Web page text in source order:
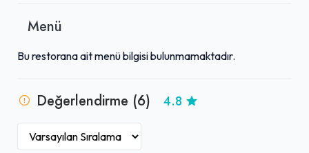
Menü
Bu restorana ait menü bilgisi bulunmamaktadır.
Değerlendirme (6) 4.8